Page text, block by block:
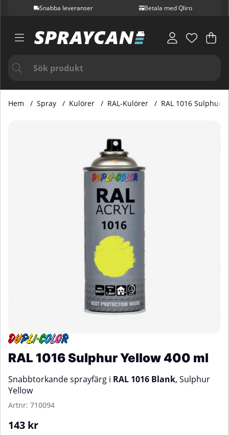
Snabba leveranser Betala med Qliro
.
Hem Spray Kulörer RAL-Kulörer RAL 1016 Sulphur
RAL 1016 Sulphur Yellow 400 ml
Snabbtorkande sprayfärg i RAL 1016 Blank, Sulphur
Yellow
Artnr: 710094
143 kr